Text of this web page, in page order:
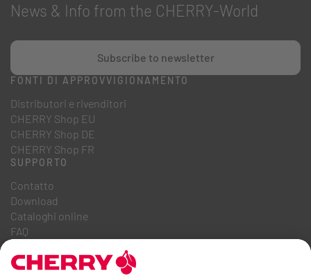
News & Info from the CHERRY-World
Subscribe to newsletter
FONTI DI APPROVVIGIONAMENTO
Distributori e rivenditori
CHERRY Shop EU
CHERRY Shop DE
CHERRY Shop FR
SUPPORTO
Contatto
Download
Cataloghi online
FAQ
Carriera